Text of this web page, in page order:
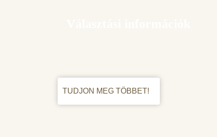
TUDJON MEG TÖBBET!